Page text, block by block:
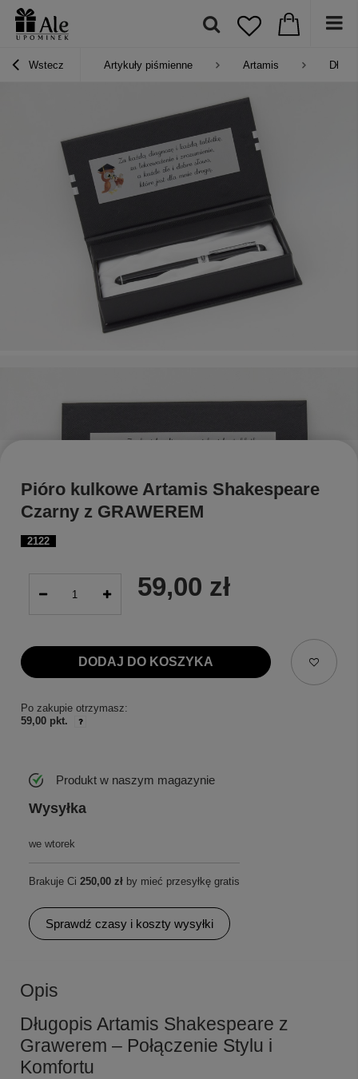
Wstecz Artykuły piśmienne Artamis
2122
Pióro kulkowe Artamis Shakespeare
Czarny z GRAWEREM
59,00 zł
DODAJ DO KOSZYKA
Po zakupie otrzymasz:
59,00 pkt.
Produkt w naszym magazynie
Wysyłka
we wtorek
Brakuje Ci 250,00 zł by mieć przesyłkę gratis
Sprawdź czasy i koszty wysyłki
Opis
Długopis Artamis Shakespeare z
Grawerem – Połączenie Stylu i
Komfortu